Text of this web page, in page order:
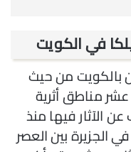
في الكويت
بالكويت من حيث
عشر مناطق أثرية
الآثار فيها منذ
في الجزيرة بين العصر